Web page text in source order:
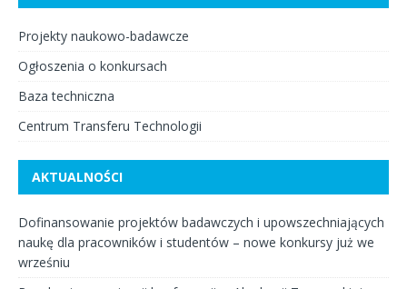
Projekty naukowo-badawcze
Ogłoszenia o konkursach
Baza techniczna
Centrum Transferu Technologii
AKTUALNOŚCI
Dofinansowanie projektów badawczych i upowszechniających
naukę dla pracowników i studentów – nowe konkursy już we
wrześniu